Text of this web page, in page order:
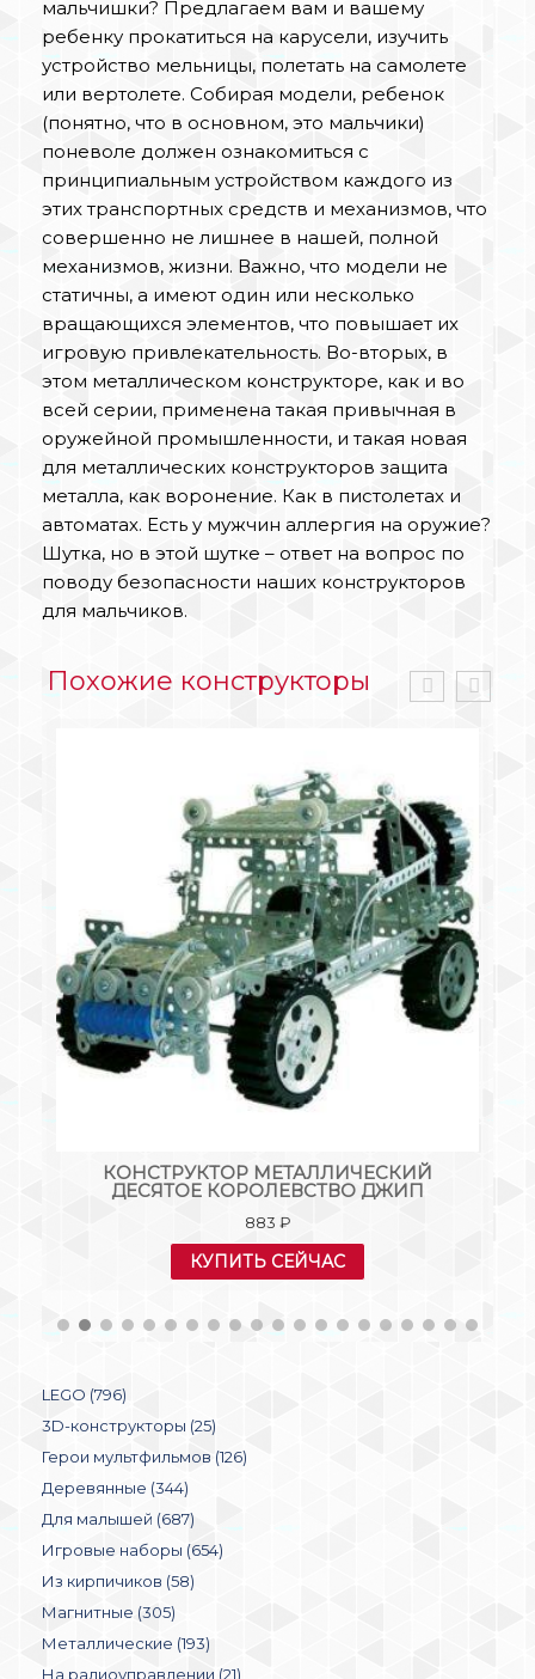
мальчишки? Предлагаем вам и вашему
ребенку прокатиться на карусели, изучить
устройство мельницы, полетать на самолете
или вертолете. Собирая модели, ребенок
(понятно, что в основном, это мальчики)
поневоле должен ознакомиться с
принципиальным устройством каждого из
этих транспортных средств и механизмов, что
совершенно не лишнее в нашей, полной
механизмов, жизни. Важно, что модели не
статичны, а имеют один или несколько
вращающихся элементов, что повышает их
игровую привлекательность. Во-вторых, в
этом металлическом конструкторе, как и во
всей серии, применена такая привычная в
оружейной промышленности, и такая новая
для металлических конструкторов защита
металла, как воронение. Как в пистолетах и
автоматах. Есть у мужчин аллергия на оружие?
Шутка, но в этой шутке – ответ на вопрос по
поводу безопасности наших конструкторов
для мальчиков.
Похожие конструкторы
КОНСТРУКТОР МЕТАЛЛИЧЕСКИЙ
ДЕСЯТОЕ КОРОЛЕВСТВО ДЖИП
883 ₽
КУПИТЬ СЕЙЧАС
LEGO (796)
3D-конструкторы (25)
Герои мультфильмов (126)
Деревянные (344)
Для малышей (687)
Игровые наборы (654)
Из кирпичиков (58)
Магнитные (305)
Металлические (193)
На радиоуправлении (21)